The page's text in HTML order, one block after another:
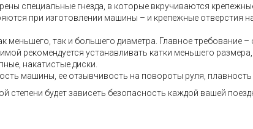
специальные гнезда, в которые вкручиваются
при изготовлении машины – и крепежные отверстия
так и большего диаметра. Главное требование
рекомендуется устанавливать катки меньшего
накатистые диски.
машины, ее отзывчивость на повороты руля, плавность
степени будет зависеть безопасность каждой вашей